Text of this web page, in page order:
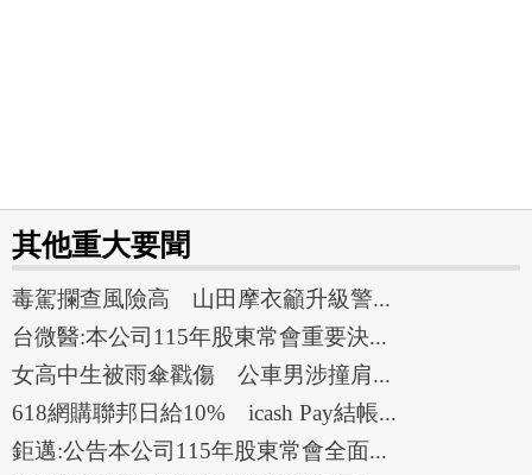
其他重大要聞
毒駕攔查風險高 山田摩衣籲升級警...
台微醫:本公司115年股東常會重要決...
女高中生被雨傘戳傷 公車男涉撞肩...
618網購聯邦日給10% icash Pay結帳...
鉅邁:公告本公司115年股東常會全面...